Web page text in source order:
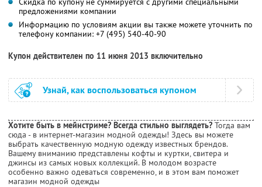
предложениями компании
Информацию по условиям акции вы также можете уточнить по
телефону компании: +7 (495) 540-40-90
Купон действителен по 11 июня 2013 включительно
Узнай, как воспользоваться купоном
Хотите быть в мейнстриме? Всегда стильно выглядеть? Тогда вам
сюда - в интернет-магазин модной одежды! Здесь вы можете
выбрать качественную модную одежду известных брендов.
Вашему вниманию представлены кофты и куртки, свитера и
джинсы из самых новых коллекций. В молодом возрасте
особенно важно одеваться современно, и в этом вам поможет
магазин модной одежды